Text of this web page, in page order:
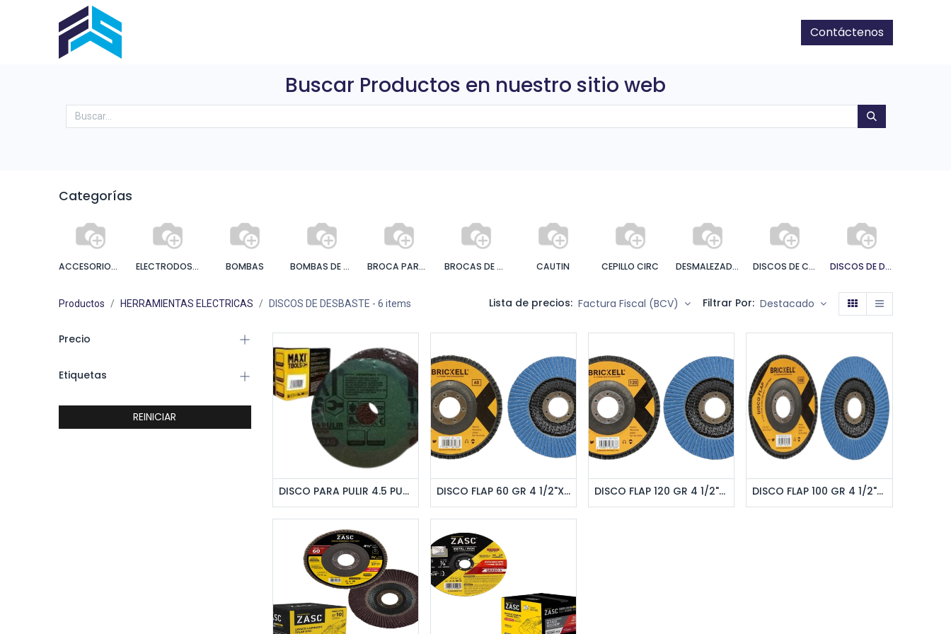
Contáctenos
Buscar Productos en nuestro sitio web
Categorías
ACCESORIOS BOMBAS E HIDRONEUMATICOS ELECTRODOS Y ACCESORIOS BOMBAS BOMBAS DE AGUA BROCA PARA MADERA BROCAS DE METAL CAUTIN CEPILLO CIRC DESMALEZADORAS DISCOS DE CORTE DISCOS DE DESBASTE
Productos HERRAMIENTAS ELECTRICAS DISCOS DE DESBASTE - 6 items Lista de precios: Factura Fiscal (BCV) Filtrar Por: Destacado
Precio
Etiquetas
REINICIAR
Agregar al pedido DISCO PARA PULIR 4.5 PULGADAS 0.6MM.100G UNID MAXI TOOLS Agregar al pedido DISCO FLAP 60 GR 4 1/2"X7/8" UNID BRICKELL Agregar al pedido DISCO FLAP 120 GR 4 1/2"X7/8" UNID BRICKELL Agregar al pedido DISCO FLAP 100 GR 4 1/2"X7/8" UNID BRICKELL